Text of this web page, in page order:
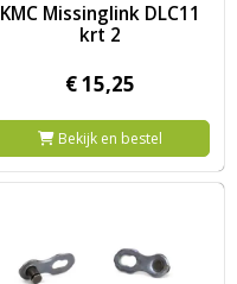
KMC Missinglink DLC11
krt 2
€15,25
Bekijk en bestel